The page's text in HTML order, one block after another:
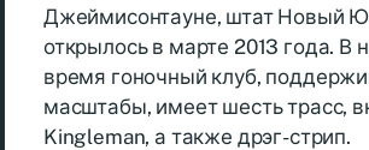
Джеймисонтауне, штат Новый
открылось в марте 2013 года. В
время гоночный клуб,
масштабы, имеет шесть трасс,
Kingleman, а также дрэг-стрип.